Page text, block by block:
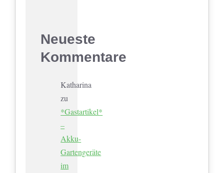
Neueste
Kommentare
Katharina
zu
*Gastartikel*
–
Akku-
Gartengeräte
im